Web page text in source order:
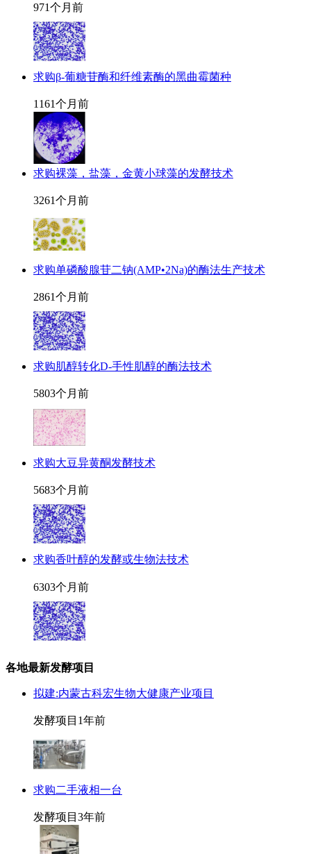
971个月前
求购β-葡糖苷酶和纤维素酶的黑曲霉菌种
1161个月前
求购裸藻，盐藻，金黄小球藻的发酵技术
3261个月前
求购单磷酸腺苷二钠(AMP•2Na)的酶法生产技术
2861个月前
求购肌醇转化D-手性肌醇的酶法技术
5803个月前
求购大豆异黄酮发酵技术
5683个月前
求购香叶醇的发酵或生物法技术
6303个月前
各地最新发酵项目
拟建:内蒙古科宏生物大健康产业项目
发酵项目 1年前
求购二手液相一台
发酵项目 3年前